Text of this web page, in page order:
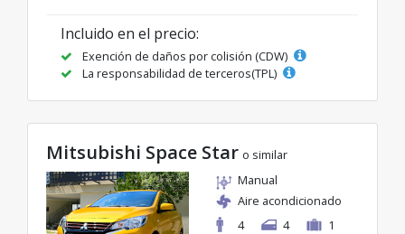
Incluido en el precio:
Exención de daños por colisión (CDW)
La responsabilidad de terceros(TPL)
Mitsubishi Space Star o similar
Manual
Aire acondicionado
4
4 1